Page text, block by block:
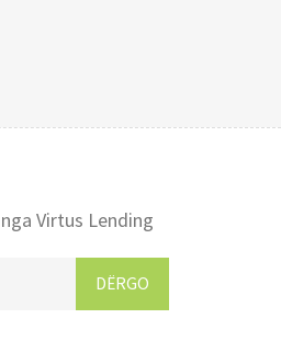
Virtus Lending
DËRGO